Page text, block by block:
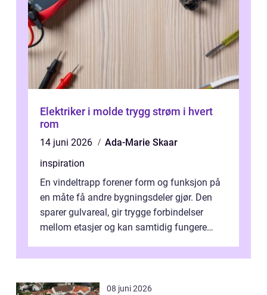
Elektriker i molde trygg strøm i hvert
rom
14 juni 2026
Ada-Marie Skaar
inspiration
En vindeltrapp forener form og funksjon på
en måte få andre bygningsdeler gjør. Den
sparer gulvareal, gir trygge forbindelser
mellom etasjer og kan samtidig fungere
08 juni 2026